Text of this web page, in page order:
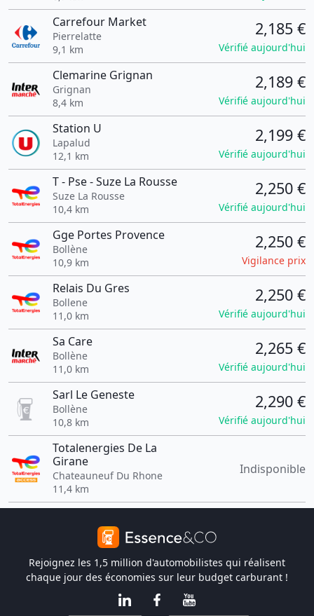
Carrefour Market
Pierrelatte
9,1 km
2,185 €
Vérifié aujourd'hui
Clemarine Grignan
Grignan
8,4 km
2,189 €
Vérifié aujourd'hui
Station U
Lapalud
12,1 km
2,199 €
Vérifié aujourd'hui
T - Pse - Suze La Rousse
Suze La Rousse
10,4 km
2,250 €
Vérifié aujourd'hui
Gge Portes Provence
Bollène
10,9 km
2,250 €
Vigilance prix
Relais Du Gres
Bollene
11,0 km
2,250 €
Vérifié aujourd'hui
Sa Care
Bollène
11,0 km
2,265 €
Vérifié aujourd'hui
Sarl Le Geneste
Bollène
10,8 km
2,290 €
Vérifié aujourd'hui
Totalenergies De La
Girane
Chateauneuf Du Rhone
11,4 km
Indisponible
Rejoignez les 1,5 million d'automobilistes qui réalisent
chaque jour des économies sur leur budget carburant !